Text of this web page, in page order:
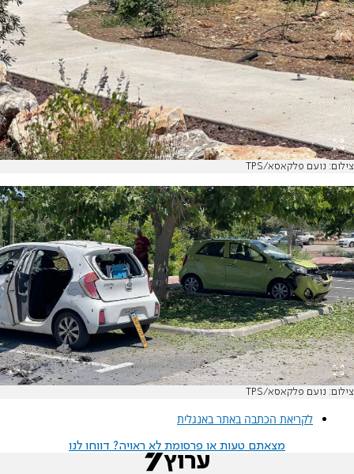
צילום: נועם פלקאסא/TPS
צילום: נועם פלקאסא/TPS
לקריאת הכתבה באתר באנגלית
מצאתם טעות או פרסומת לא ראויה? דווחו לנו